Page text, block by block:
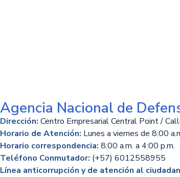
Agencia Nacional de
Dirección: Centro Empresarial Central Point /
Horario de Atención: Lunes a viernes de 8:00
Horario correspondencia: 8:00 a.m. a 4:00 p.m.
Teléfono Conmutador: (+57) 6012558955
Línea anticorrupción y de atención al